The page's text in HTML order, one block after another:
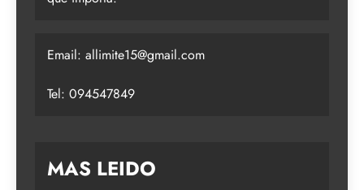
Email: allimite15@gmail.com
Tel: 094547849
MAS LEIDO